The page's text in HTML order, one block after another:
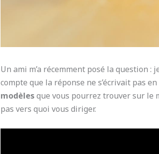
Un ami m’a récemment posé la question
compte que la réponse ne s’écrivait pas
modèlesque vous pourrez trouver sur le
pas vers quoi vous diriger.